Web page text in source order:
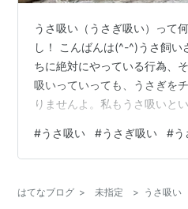
うさ吸い（うさぎ吸い）って
し！ こんばんは(^-^)うさ飼い
ちに絶対にやっている行為、
吸いっていっても、うさぎを
りませんよ。私もうさ吸いと
す。今回は、うさ吸いとその
す。 目次 うさ吸いとは？ お
まずはうさぎと信頼関係を築
#うさ吸い #うさぎ吸い #
はてなブログ > 未指定 > うさ吸い